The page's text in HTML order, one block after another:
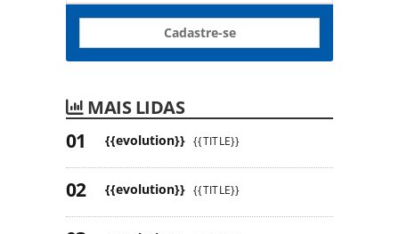
Cadastre-se
MAIS LIDAS
{{evolution}} {{TITLE}}
{{evolution}} {{TITLE}}